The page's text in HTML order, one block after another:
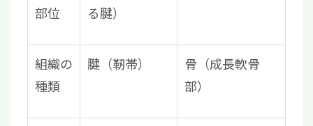
部位
る腱）
組織の
種類
腱（靭帯）
骨（成長軟骨
部）